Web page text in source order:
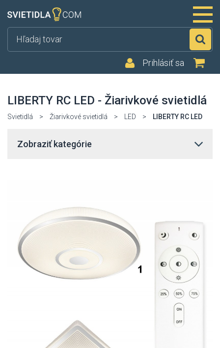
Prihlásiť sa
LIBERTY RC LED - Žiarivkové svietidlá
Svietidlá > Žiarivkové svietidlá > LED > LIBERTY RC LED
Zobraziť kategórie